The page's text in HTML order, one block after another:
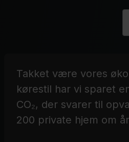
Takket være vores
kørestil har vi sparet
CO₂, der svarer til
200 private hjem om